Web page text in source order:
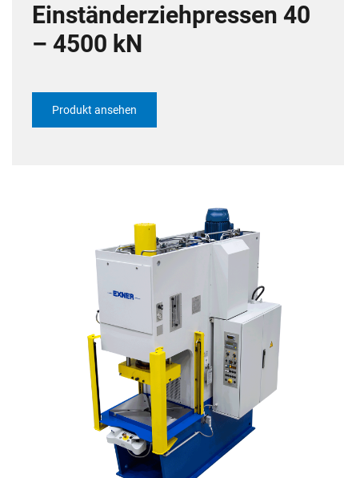
Einständerziehpressen 40
– 4500 kN
Produkt ansehen